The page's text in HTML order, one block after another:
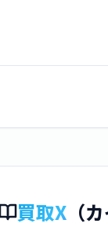
買取X （